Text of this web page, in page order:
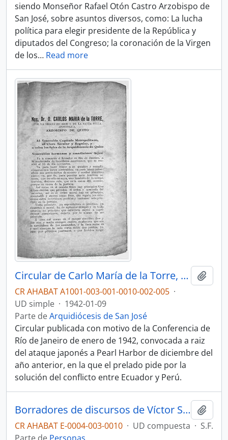
siendo Monseñor Rafael Otón Castro Arzobispo de
San José, sobre asuntos diversos, como: La lucha
política para elegir presidente de la República y
diputados del Congreso; la coronación de la Virgen
de los… Read more
Circular de Carlo María de la Torre, obispo de Quito, al capítulo metropolitano, al clero y a los fieles de la arquidiócesis
CR AHABAT A1001-003-001-0010-002-005 ·
UD simple · 1942-01-09
Parte deArquidiócesis de San José
Circular publicada con motivo de la Conferencia de
Río de Janeiro de enero de 1942, convocada a raiz
del ataque japonés a Pearl Harbor de diciembre del
año anterior, en la que el prelado pide por la
solución del conflicto entre Ecuador y Perú.
Borradores de discursos de Víctor Sanabria Martínez
CR AHABAT E-0004-003-0010 · UD compuesta · S.F.